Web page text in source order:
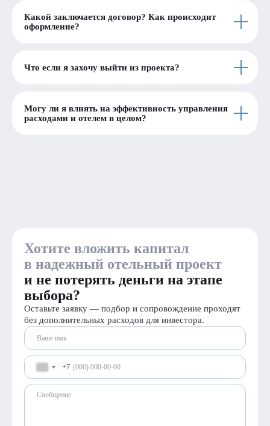
Какой заключается договор? Как происходит
оформление?
Что если я захочу выйти из проекта?
Могу ли я влиять на эффективность управления
расходами и отелем в целом?
Хотите вложить капитал
в надежный отельный проект
и не потерять деньги на этапе
выбора?
Оставьте заявку — подбор и сопровождение проходят
без дополнительных расходов для инвестора.
+7